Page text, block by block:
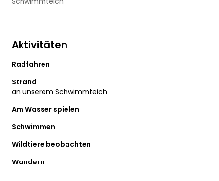
Aktivitäten
Radfahren
Strand
an unserem Schwimmteich
Am Wasser spielen
Schwimmen
Wildtiere beobachten
Wandern